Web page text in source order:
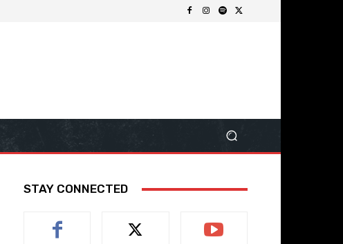
STAY CONNECTED